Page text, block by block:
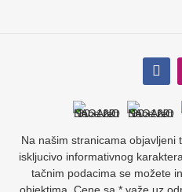
Na našim stranicama objavljeni
iskljucivo informativnog
tačnim podacima se možete